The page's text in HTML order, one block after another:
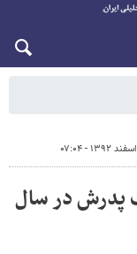
پدرش در سال